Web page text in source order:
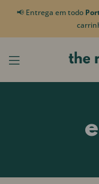
📢 Entrega em todo